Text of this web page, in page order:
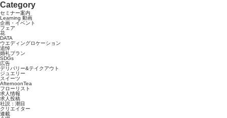
Category
セミナー案内
Learning 動画
企画・イベント
フェア
花
DATA
ウエディングロケーション
追悼
婚礼プラン
SDGs
広告
デリバリー&テイクアウト
ジュエリー
スイーツ
AfternoonTea
フローリスト
求人情報
求人投稿
社説：潮目
クリエイター
連載